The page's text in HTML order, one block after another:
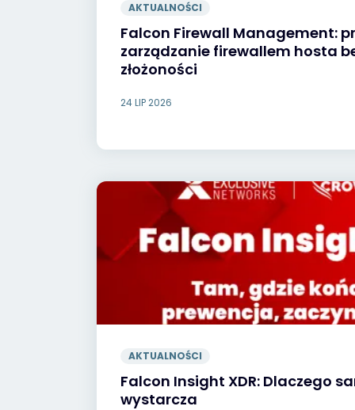
AKTUALNOŚCI
Falcon Firewall Management:
zarządzanie firewallem hosta
złożoności
24 LIP 2026
AKTUALNOŚCI
Falcon Insight XDR: Dlaczego
wystarcza